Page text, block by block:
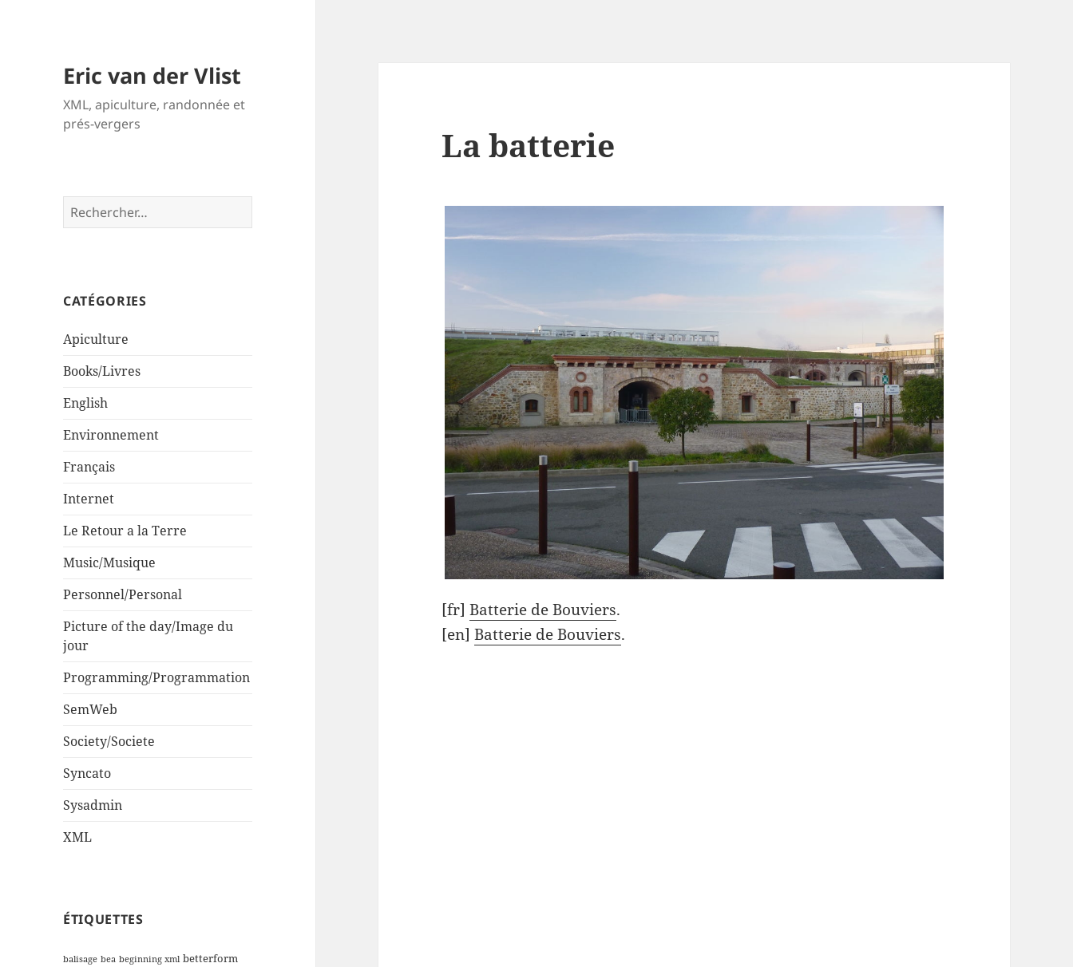
Eric van der Vlist
XML, apiculture, randonnée et
prés-vergers
Rechercher :
CATÉGORIES
Apiculture
Books/Livres
English
Environnement
Français
Internet
Le Retour a la Terre
Music/Musique
Personnel/Personal
Picture of the day/Image du
jour
Programming/Programmation
SemWeb
Society/Societe
Syncato
Sysadmin
XML
ÉTIQUETTES
balisage bea beginning xml betterform
La batterie
[fr]Batterie de Bouviers.
[en]Batterie de Bouviers.